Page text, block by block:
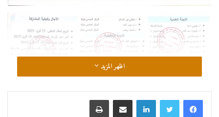
اظهر المزيد
لينكدإن مشاركة عبر البريد طباعة